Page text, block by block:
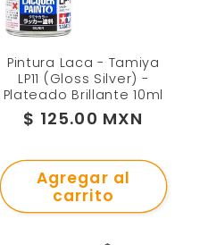
Pintura Laca - Tamiya
LP11 (Gloss Silver) -
Plateado Brillante 10ml
Precio
$ 125.00 MXN
Agregar al
carrito